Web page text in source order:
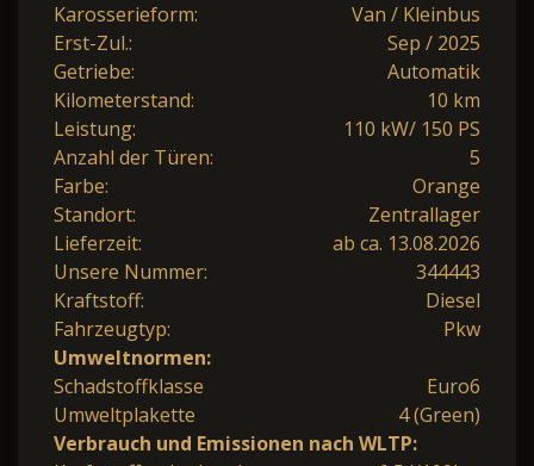
Karosserieform:
Van / Kleinbus
Erst-Zul.:
Sep / 2025
Getriebe:
Automatik
Kilometerstand:
10 km
Leistung:
110 kW/ 150 PS
Anzahl der Türen:
5
Farbe:
Orange
Standort:
Zentrallager
Lieferzeit:
ab ca. 13.08.2026
Unsere Nummer:
344443
Kraftstoff:
Diesel
Fahrzeugtyp:
Pkw
Umweltnormen:
Schadstoffklasse
Euro6
Umweltplakette
4 (Green)
Verbrauch und Emissionen nach WLTP: